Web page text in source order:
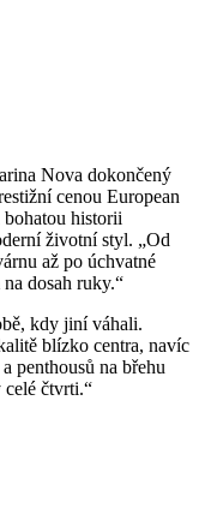
Nova dokončený
cenou European
historii
životní styl. „Od
až po úchvatné
dosah ruky.“
kdy jiní váhali.
blízko centra, navíc
penthousů na břehu
celé čtvrti.“